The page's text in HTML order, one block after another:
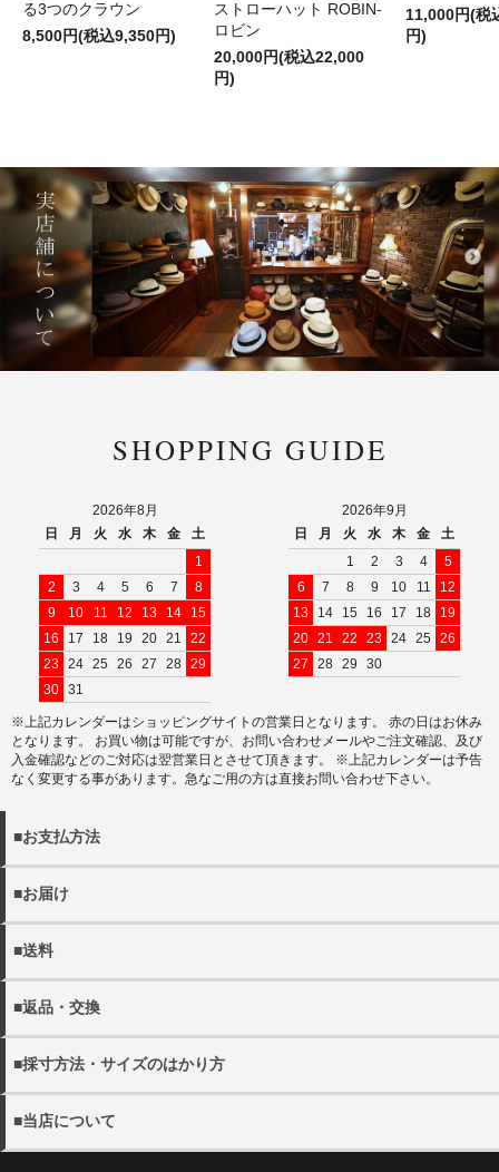
る3つのクラウン
8,500円(税込9,350円)
ストローハット ROBIN-
ロビン
20,000円(税込22,000
円)
11,000円(税
円)
SHOPPING GUIDE
2026年8月
日
月 火 水 木 金
土
1
2
3 4 5 6 7
8
9
10 11 12 13 14
15
16
17 18 19 20 21
22
23 24 25 26 27 28 29
30 31
2026年9月
日
月 火 水 木 金
土
1
2 3 4
5
6
7 8 9 10 11
12
13
14 15 16 17 18
19
20 21 22 23 24 25
26
27
28 29 30
※上記カレンダーはショッピングサイトの営業日となります。 赤の日はお休み
となります。 お買い物は可能ですが、お問い合わせメールやご注文確認、及び
入金確認などのご対応は翌営業日とさせて頂きます。 ※上記カレンダーは予告
なく変更する事があります。急なご用の方は直接お問い合わせ下さい。
■お支払方法
・クレジットカード決済
・代金引換（別途手数料440円）
■お届け
※宅配便でお届け先が沖縄・離島の場合日本郵政となる場合
がございます。
・配送日の指定をご希望の場合にはご注文の際にご希望日を
ご指定がない場合には、最短のお日にちで発送いたします。
・配送希望時間帯は、以下よりお選びください。
【午前中 12-14時 14-16時 16-18時 18-20時 19-21
時】
※メール便(ゆうパケット)はポスト投函となるたの日時指定
■送料
・各都道府県別送料につきましては下記リンクよりご確認く
ださい。
・メール便は全国一律300円となります。
■返品・交換
(shop@rep-hat.com)またはお電話（042-723-7854）までご
連絡ください。
※当店休業日は、
■採寸方法・サイズのはかり方
い。
■当店について